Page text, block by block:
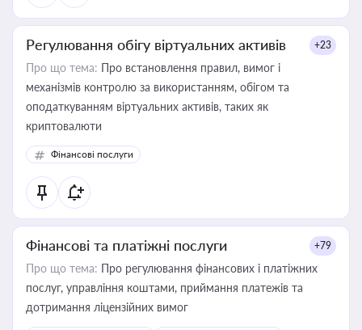
Регулювання обігу віртуальних активів +23
Про що тема: Про встановлення правил, вимог і
механізмів контролю за використанням, обігом та
оподаткуванням віртуальних активів, таких як
криптовалюти
Фінансові послуги
Фінансові та платіжні послуги +79
Про що тема: Про регулювання фінансових і платіжних
послуг, управління коштами, приймання платежів та
дотримання ліцензійних вимог